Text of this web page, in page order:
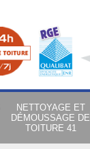
NETTOYAGE ET
DÉMOUSSAGE DE
TOITURE 41